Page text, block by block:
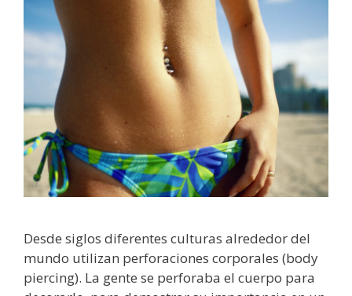
Desde siglos diferentes culturas alrededor del
mundo utilizan perforaciones corporales (body
piercing). La gente se perforaba el cuerpo para